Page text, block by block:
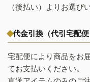
（後払い）よりお選び
代金引換（代引宅配便
宅配便により商品をお
てお支払いください。